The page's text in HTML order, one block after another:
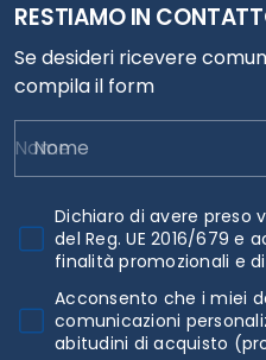
RESTIAMO IN
Se desideri ricevere
compila il form
Nome
Dichiaro di avere preso
del Reg. UE 2016/679
finalità promozionali e
Acconsento che i miei
comunicazioni
abitudini di acquisto